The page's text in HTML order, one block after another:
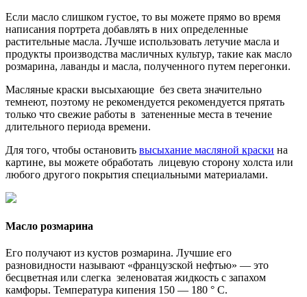
Если масло слишком густое, то вы можете прямо во время
написания портрета добавлять в них определенные
растительные масла. Лучше использовать летучие масла и
продукты производства масличных культур, такие как масло
розмарина, лаванды и масла, полученного путем перегонки.
Масляные краски высыхающие без света значительно
темнеют, поэтому не рекомендуется рекомендуется прятать
только что свежие работы в затененные места в течение
длительного периода времени.
Для того, чтобы остановить высыхание масляной краски на
картине, вы можете обработать лицевую сторону холста или
любого другого покрытия специальными материалами.
Масло розмарина
Его получают из кустов розмарина. Лучшие его
разновидности называют «французской нефтью» — это
бесцветная или слегка зеленоватая жидкость с запахом
камфоры. Температура кипения 150 — 180 ° С.